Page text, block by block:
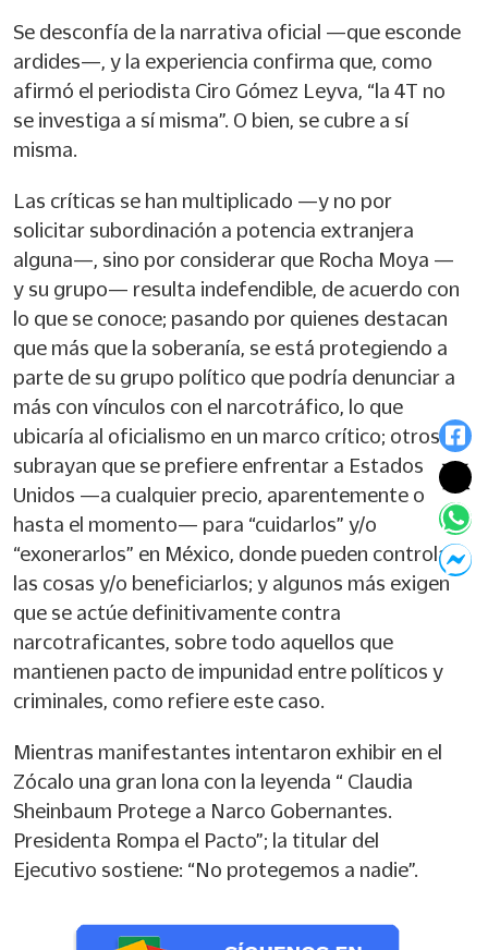
Se desconfía de la narrativa oficial —que esconde
ardides—, y la experiencia confirma que, como
afirmó el periodista Ciro Gómez Leyva, “la 4T no
se investiga a sí misma”. O bien, se cubre a sí
misma.
Las críticas se han multiplicado —y no por
solicitar subordinación a potencia extranjera
alguna—, sino por considerar que Rocha Moya —
y su grupo— resulta indefendible, de acuerdo con
lo que se conoce; pasando por quienes destacan
que más que la soberanía, se está protegiendo a
parte de su grupo político que podría denunciar a
más con vínculos con el narcotráfico, lo que
ubicaría al oficialismo en un marco crítico; otros
subrayan que se prefiere enfrentar a Estados
Unidos —a cualquier precio, aparentemente o
hasta el momento— para “cuidarlos” y/o
“exonerarlos” en México, donde pueden controlar
las cosas y/o beneficiarlos; y algunos más exigen
que se actúe definitivamente contra
narcotraficantes, sobre todo aquellos que
mantienen pacto de impunidad entre políticos y
criminales, como refiere este caso.
Mientras manifestantes intentaron exhibir en el
Zócalo una gran lona con la leyenda “ Claudia
Sheinbaum Protege a Narco Gobernantes.
Presidenta Rompa el Pacto”; la titular del
Ejecutivo sostiene: “No protegemos a nadie”.